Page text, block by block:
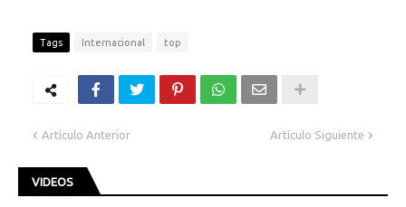
Tags Internacional top
Artículo Anterior Artículo Siguiente
VIDEOS